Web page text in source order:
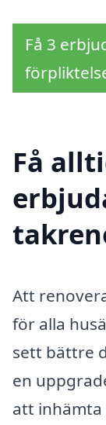
Få 3
Få
Att
för alla
sett bättre
en
att